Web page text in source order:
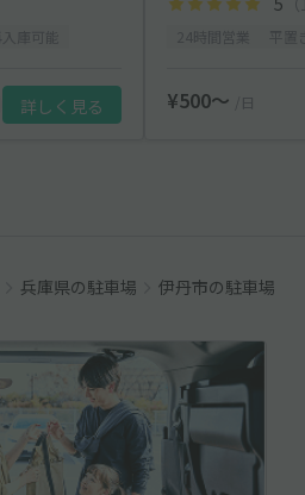
詳しく見る ¥500〜 /日
兵庫県の駐車場 伊丹市の駐車場